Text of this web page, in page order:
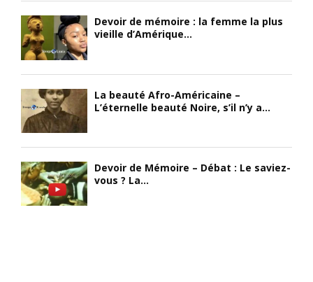
Devoir de mémoire : la femme la plus
vieille d’Amérique...
La beauté Afro-Américaine –
L’éternelle beauté Noire, s’il n’y a...
Devoir de Mémoire – Débat : Le saviez-
vous ? La...